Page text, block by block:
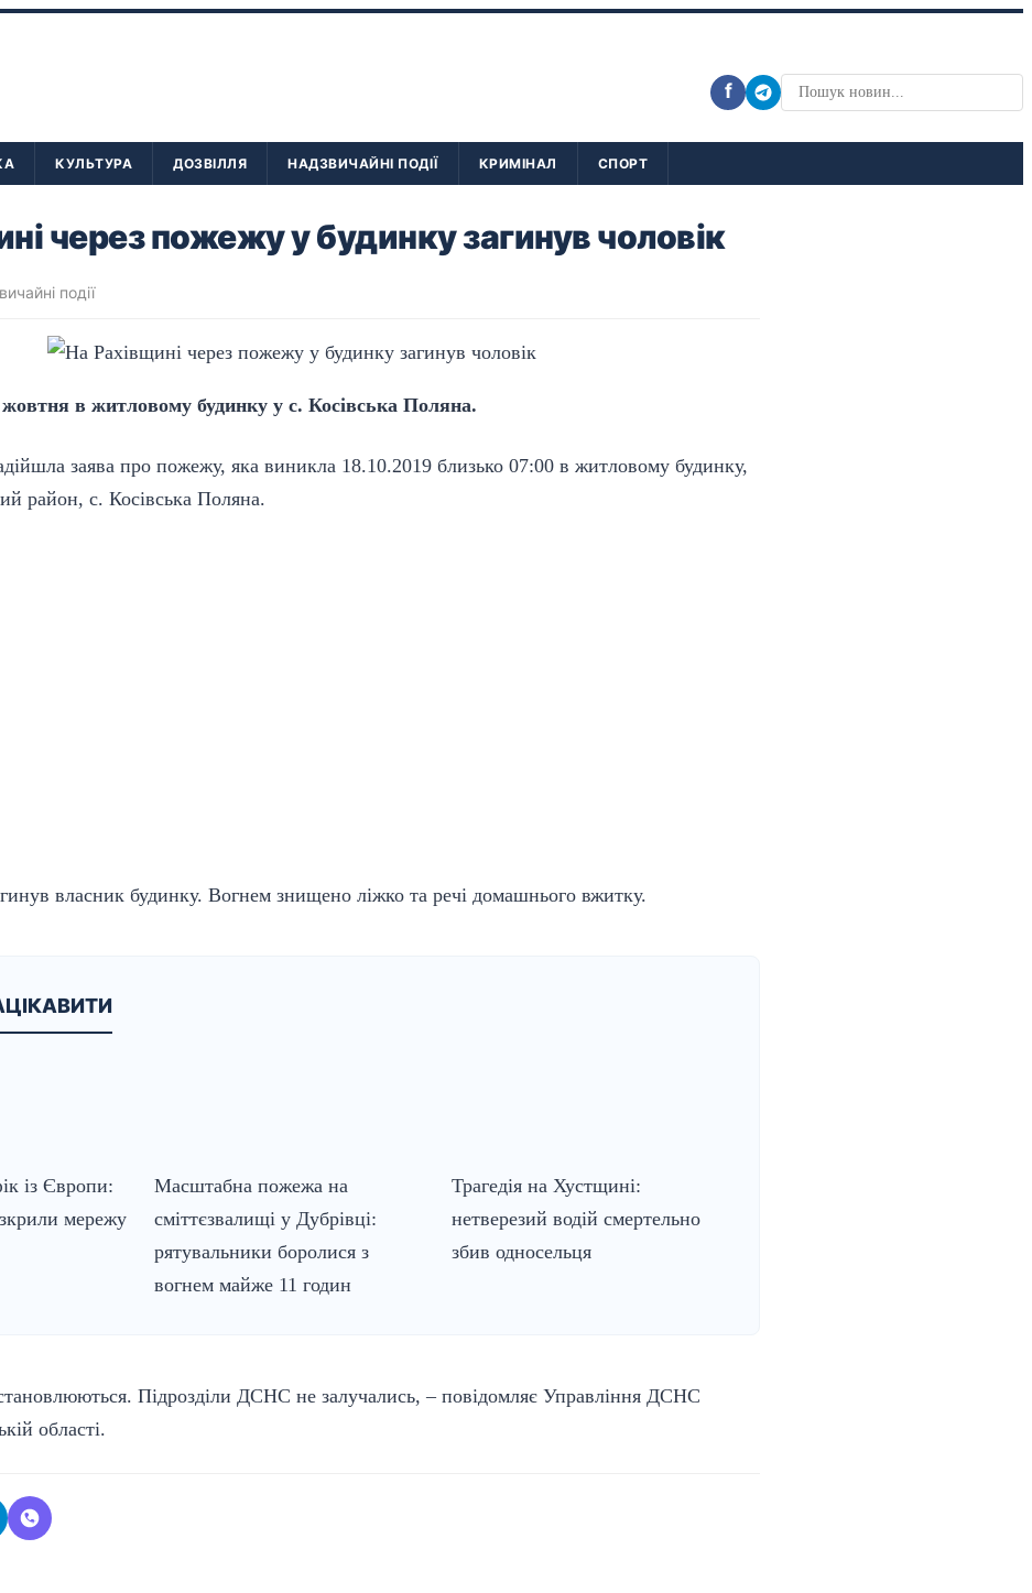
f
КУЛЬТУРА ДОЗВІЛЛЯ НАДЗВИЧАЙНІ ПОДІЇ КРИМІНАЛ СПОРТ
через пожежу у будинку загинув чоловік
події
в житловому будинку у с. Косівська Поляна.
заява про пожежу, яка виникла 18.10.2019 близько 07:00 в житловому будинку,
район, с. Косівська Поляна.
власник будинку. Вогнем знищено ліжко та речі домашнього вжитку.
із Європи:
мережу
Масштабна пожежа на
сміттєзвалищі у Дубрівці:
рятувальники боролися з
вогнем майже 11 годин
Трагедія на Хустщині:
нетверезий водій смертельно
збив односельця
Підрозділи ДСНС не залучались, – повідомляє Управління ДСНС
області.